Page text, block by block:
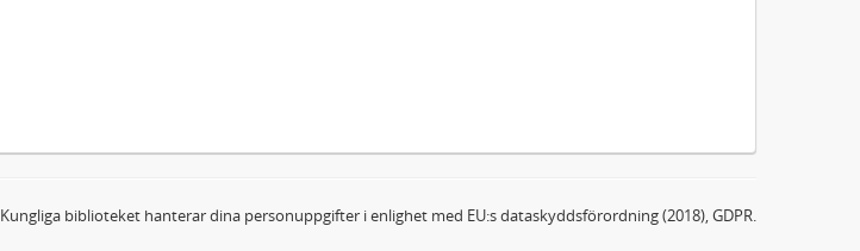
Kungliga biblioteket hanterar dina personuppgifter i enlighet med EU:s dataskyddsförordning (2018), GDPR.